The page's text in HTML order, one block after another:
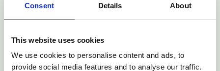
Consent Details About
This website uses cookies
We use cookies to personalise content and ads, to
provide social media features and to analyse our traffic.
bereitgestellt.
für eine Förderung in Form einer
erneuerbaren Wasserstoffseingereicht, die über einen
Zeitraum von bis zu 10 Jahren gewährt wird. Die Prämie soll die